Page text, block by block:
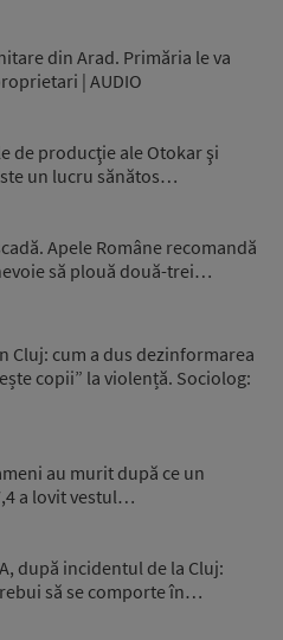
din Arad. Primăria le va
| AUDIO
de producţie ale Otokar şi
un lucru sănătos…
Apele Române recomandă
să plouă două-trei…
Cluj: cum a dus dezinformarea
copii” la violență. Sociolog:
au murit după ce un
a lovit vestul…
după incidentul de la Cluj:
să se comporte în…